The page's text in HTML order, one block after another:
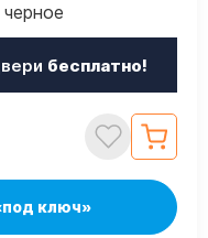
бесплатно!
ключ»